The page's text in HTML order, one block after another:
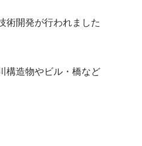
術開発が行われました
構造物やビル・橋など